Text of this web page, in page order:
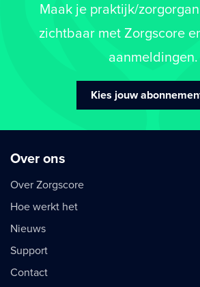
Maak je praktijk/
zichtbaar met Zorgscore
aanmeldingen.
Kies jouw
Over ons
Over Zorgscore
Hoe werkt het
Nieuws
Support
Contact